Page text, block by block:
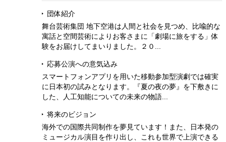
団体紹介
舞台芸術集団 地下空港は人間と社会を見つめ、比喩的な
寓話と空間芸術によりお客さまに「劇場に旅をする」体
験をお届けしてまいりました。２０...
応募公演への意気込み
スマートフォンアプリを用いた移動参加型演劇では確実
に日本初の試みとなります。『夏の夜の夢』を下敷きに
した、人工知能についての未来の物語...
将来のビジョン
海外での国際共同制作を夢見ています！また、日本発の
ミュージカル演目を作り出し、これも世界で上演できる